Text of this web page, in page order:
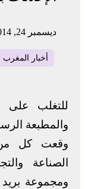
ديسمبر 24, 2014
أخبار المغرب
للتغلب على
والمطبعة
وقعت كل من
الصناعة
ومجموعة بريد